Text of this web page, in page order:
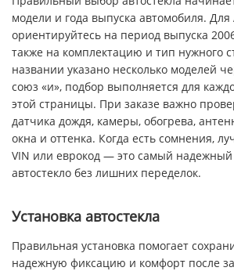
модели и года выпуска автомобиля. Для
ориентируйтесь на период выпуска
также на комплектацию и тип нужного
названии указано несколько моделей
союз «и», подбор выполняется для
этой страницы. При заказе важно
датчика дождя, камеры, обогрева,
окна и оттенка. Когда есть сомнения,
VIN или еврокод — это самый надежный
автостекло без лишних переделок.
Установка автостекла
Правильная установка помогает
надежную фиксацию и комфорт после